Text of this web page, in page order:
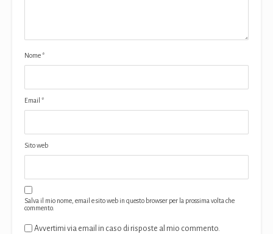
Nome*
Email *
Sito web
Salva il mio nome, email e sito web in questo browser per la prossima volta che
commento.
Avvertimi via email in caso di risposte al mio commento.